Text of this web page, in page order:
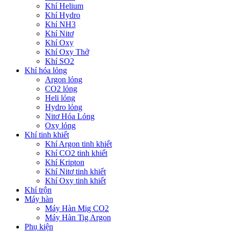
Khí Helium
Khí Hydro
Khí NH3
Khí Nitơ
Khí Oxy
Khí Oxy Thở
Khí SO2
Khí hóa lỏng
Argon lỏng
CO2 lỏng
Heli lỏng
Hydro lỏng
Nitơ Hóa Lỏng
Oxy lỏng
Khí tinh khiết
Khí Argon tinh khiết
Khí CO2 tinh khiết
Khí Kripton
Khí Nitơ tinh khiết
Khí Oxy tinh khiết
Khí trộn
Máy hàn
Máy Hàn Mig CO2
Máy Hàn Tig Argon
Phụ kiện